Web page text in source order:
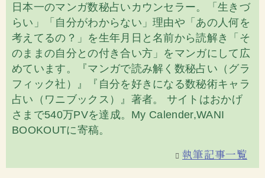
日本一のマンガ数秘占いカウンセラー。「生きづ
らい」「自分がわからない」理由や「あの人何を
考えてるの？」を生年月日と名前から読解き「そ
のままの自分との付き合い方」をマンガにして広
めています。『マンガで読み解く数秘占い（グラ
フィック社）』『自分を好きになる数秘術キャラ
占い（ワニブックス）』著者。 サイトはおかげ
さまで540万PVを達成。My Calender,WANI
BOOKOUTに寄稿。
執筆記事一覧